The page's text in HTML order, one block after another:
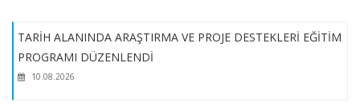
Üyesi Doç. Dr. Tutku Tuncalı Yaman’ın European Cooperation
in Science and Technology - COST Aksiyonu Başarısı
TARİH ALANINDA ARAŞTIRMA VE PROJE DESTEKLERİ EĞİTİM
PROGRAMI DÜZENLENDİ
10.08.2026